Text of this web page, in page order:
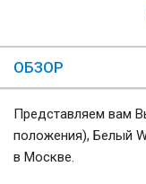
ОБЗОР
Представляем вам
положения), Белый
в Москве.